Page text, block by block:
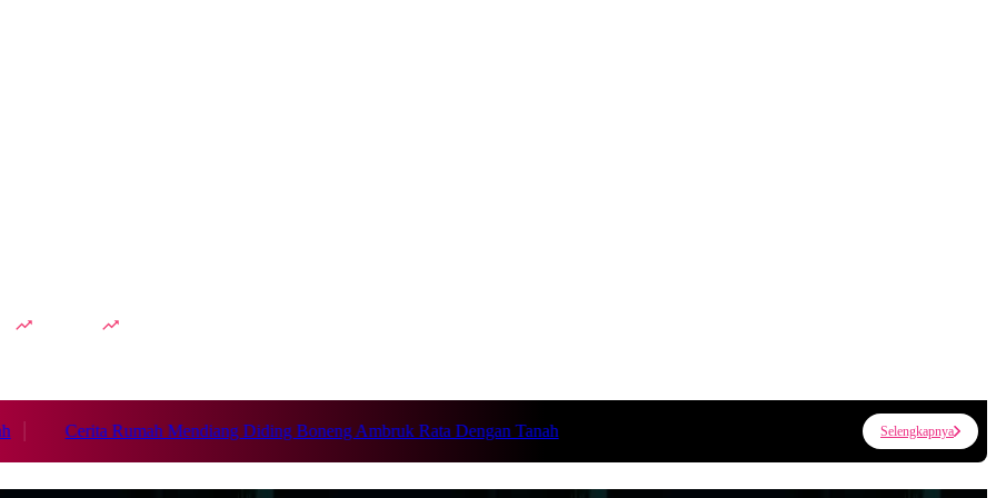
Cerita Rumah Mendiang Diding Boneng Ambruk Rata Dengan Tanah Selengkapnya